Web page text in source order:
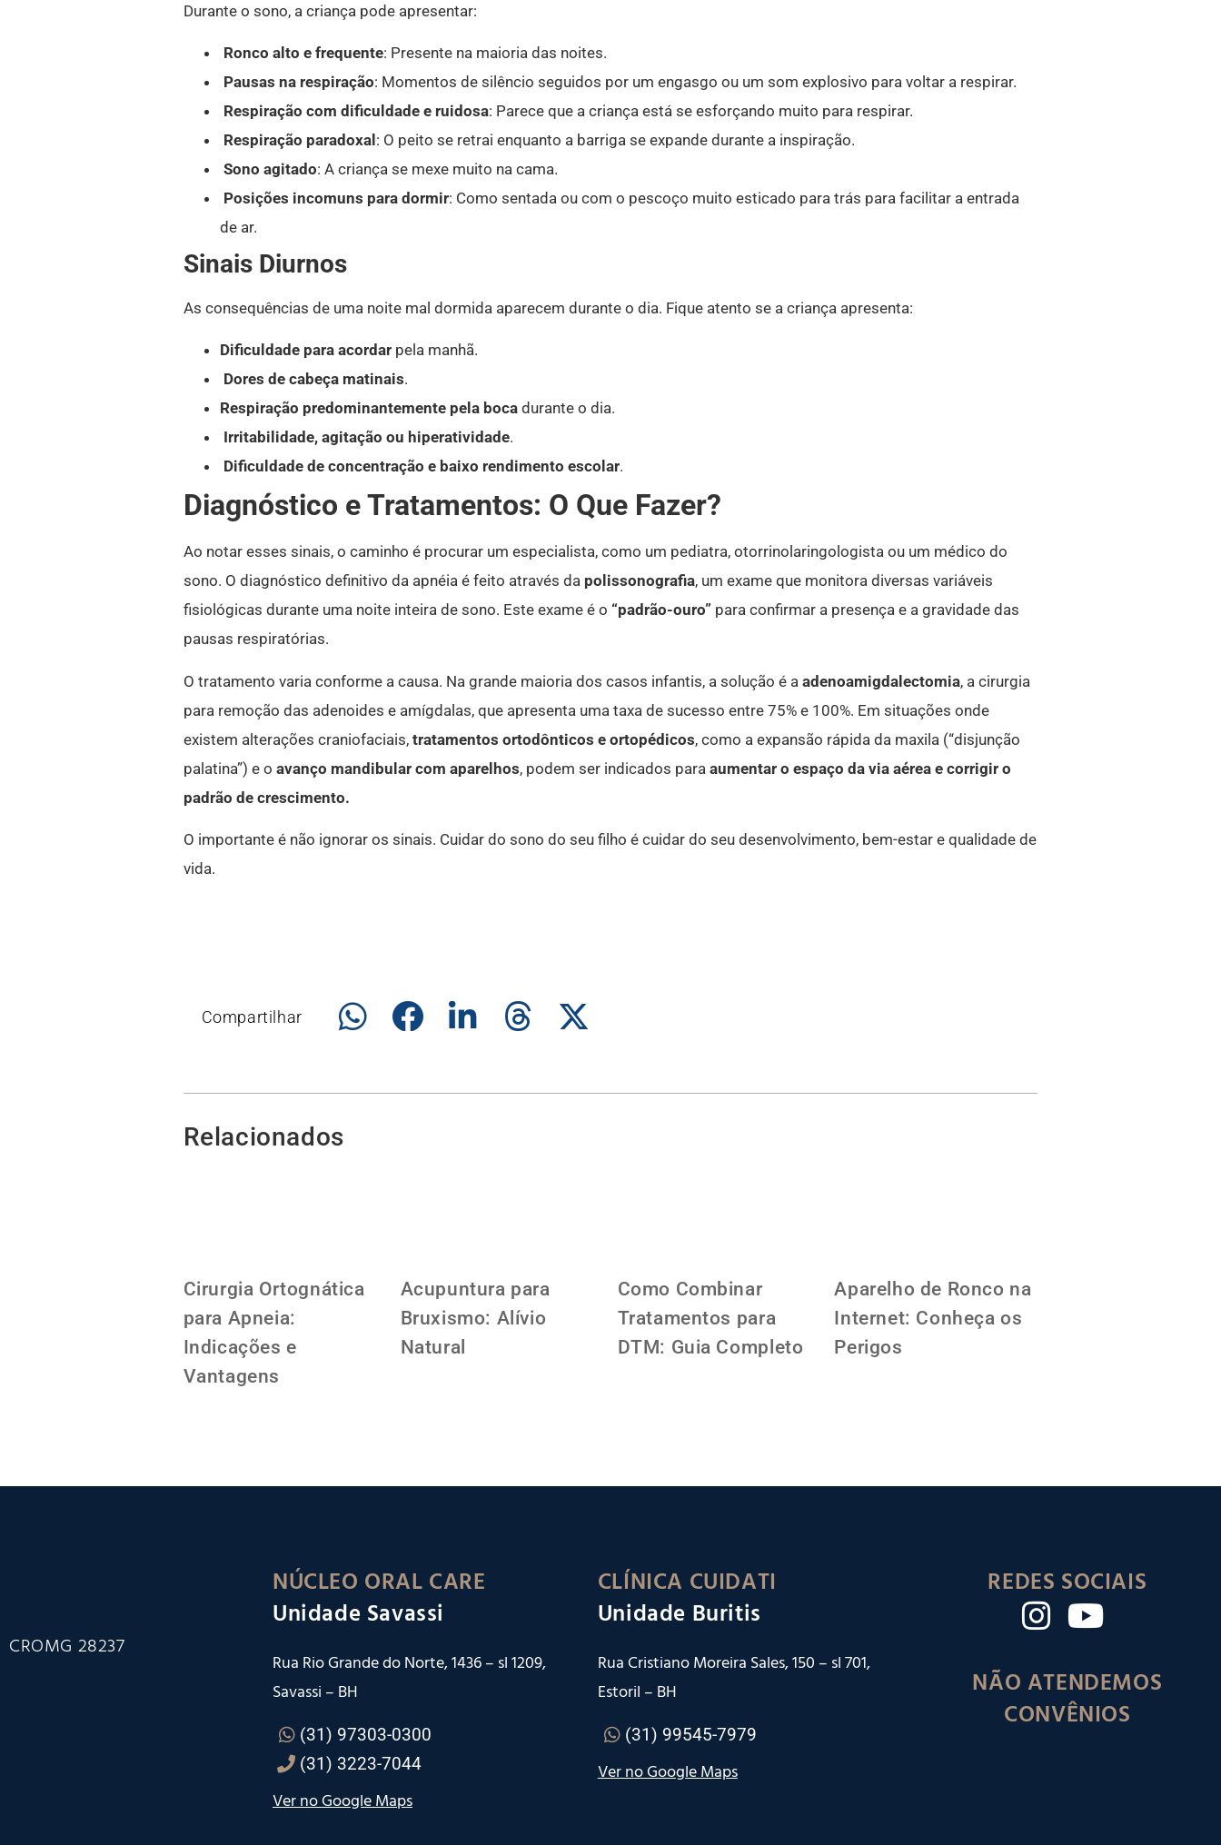
Durante o sono, a criança pode apresentar:
Ronco alto e frequente: Presente na maioria das noites.
Pausas na respiração: Momentos de silêncio seguidos por um engasgo ou um som explosivo para voltar a respirar.
Respiração com dificuldade e ruidosa: Parece que a criança está se esforçando muito para respirar.
Respiração paradoxal: O peito se retrai enquanto a barriga se expande durante a inspiração.
Sono agitado: A criança se mexe muito na cama.
Posições incomuns para dormir: Como sentada ou com o pescoço muito esticado para trás para facilitar a entrada
de ar.
Sinais Diurnos
As consequências de uma noite mal dormida aparecem durante o dia. Fique atento se a criança apresenta:
Dificuldade para acordarpela manhã.
Dores de cabeça matinais.
Respiração predominantemente pela bocadurante o dia.
Irritabilidade, agitação ou hiperatividade.
Dificuldade de concentração e baixo rendimento escolar.
Diagnóstico e Tratamentos: O Que Fazer?
Ao notar esses sinais, o caminho é procurar um especialista, como um pediatra, otorrinolaringologista ou um médico do
sono. O diagnóstico definitivo da apnéia é feito através da polissonografia, um exame que monitora diversas variáveis
fisiológicas durante uma noite inteira de sono. Este exame é o “padrão-ouro” para confirmar a presença e a gravidade das
pausas respiratórias.
O tratamento varia conforme a causa. Na grande maioria dos casos infantis, a solução é a adenoamigdalectomia, a cirurgia
para remoção das adenoides e amígdalas, que apresenta uma taxa de sucesso entre 75% e 100%. Em situações onde
existem alterações craniofaciais, tratamentos ortodônticos e ortopédicos, como a expansão rápida da maxila (“disjunção
palatina”) e o avanço mandibular com aparelhos, podem ser indicados para aumentar o espaço da via aérea e corrigir o
padrão de crescimento.
O importante é não ignorar os sinais. Cuidar do sono do seu filho é cuidar do seu desenvolvimento, bem-estar e qualidade de
vida.
Compartilhar
Relacionados
Cirurgia Ortognática
para Apneia:
Indicações e
Vantagens
Acupuntura para
Bruxismo: Alívio
Natural
Como Combinar
Tratamentos para
DTM: Guia Completo
Aparelho de Ronco na
Internet: Conheça os
Perigos
CROMG 28237
NÚCLEO ORAL CARE
Unidade Savassi
Rua Rio Grande do Norte, 1436 – sl 1209,
Savassi – BH
(31) 97303-0300
(31) 3223-7044
Ver no Google Maps
CLÍNICA CUIDATI
Unidade Buritis
Rua Cristiano Moreira Sales, 150 – sl 701,
Estoril – BH
(31) 99545-7979
Ver no Google Maps
REDES SOCIAIS
NÃO ATENDEMOS
CONVÊNIOS